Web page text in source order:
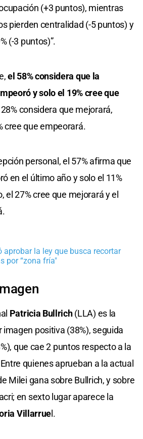
(+3 puntos), mientras
pierden centralidad (-5 puntos) y
(-3 puntos)”.
el 58% considera que la
y solo el 19% cree que
considera que mejorará,
cree que empeorará.
personal, el 57% afirma que
en el último año y solo el 11%
el 27% cree que mejorará y el
aprobar la ley que busca recortar
por “zona fría"
Patricia Bullrich(LLA) es la
positiva (38%), seguida
que cae 2 puntos respecto a la
quienes aprueban a la actual
Milei gana sobre Bullrich, y sobre
en sexto lugar aparece la
Villarruel.